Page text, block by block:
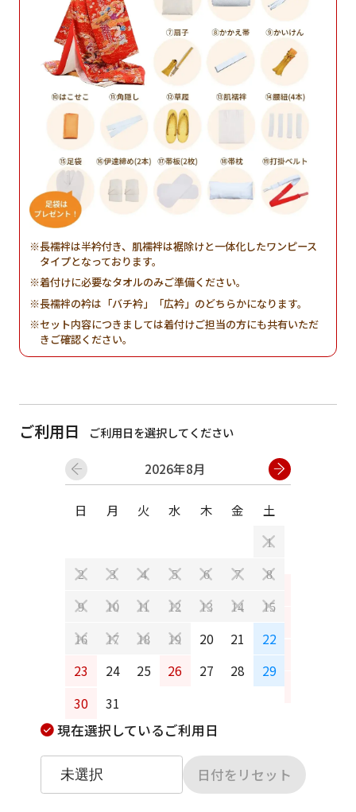
長襦袢は半衿付き、肌襦袢は裾除けと一体化したワンピース
タイプとなっております。
着付けに必要なタオルのみご準備ください。
長襦袢の衿は「バチ衿」「広衿」のどちらかになります。
セット内容につきましては着付けご担当の方にも共有いただ
きご確認ください。
ご利用日 ご利用日を選択してください
2026年8月
日 月 火 水 木 金 土
1
2 3 4 5 6 7 8
9 10 11 12 13 14 15
16 17 18 19 20 21
22
23
24 25 26 27 28
29
30
31
現在選択しているご利用日
日付をリセット